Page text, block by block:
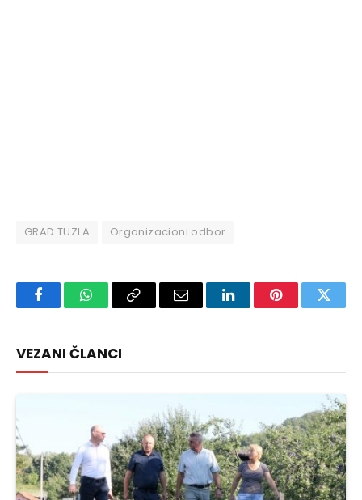
GRAD TUZLA Organizacioni odbor
FacebookWhatsAppCopy
Email LinkedInPinterest
VEZANI ČLANCI